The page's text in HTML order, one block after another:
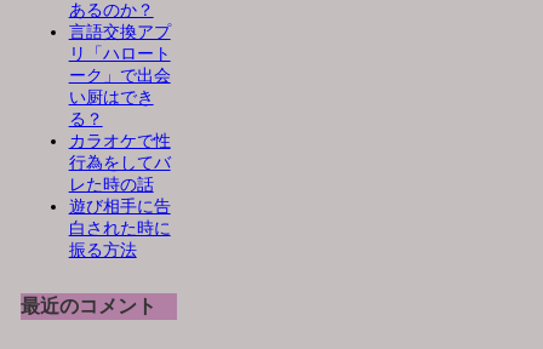
あるのか？
言語交換アプ
リ「ハロート
ーク」で出会
い厨はでき
る？
カラオケで性
行為をしてバ
レた時の話
遊び相手に告
白された時に
振る方法
最近のコメント